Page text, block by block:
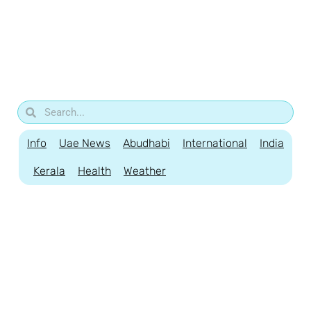
Info Uae News Abudhabi International India
Kerala Health Weather